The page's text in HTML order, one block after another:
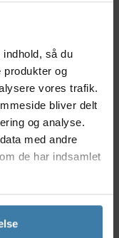
så du
og
vores trafik.
bliver delt
og analyse.
med andre
de har indsamlet
Gravel for
muligt at køre
mod snitskader
eventyr på